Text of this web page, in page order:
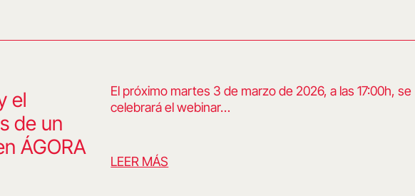
el
de un
ÁGORA
El próximo martes 3 de marzo de 2026, a las 17:00h, se
celebrará el webinar…
LEER MÁS